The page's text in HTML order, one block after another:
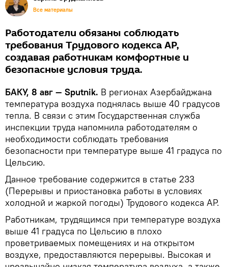
Все материалы
Работодатели обязаны соблюдать
требования Трудового кодекса АР,
создавая работникам комфортные и
безопасные условия труда.
БАКУ, 8 авг — Sputnik. В регионах Азербайджана
температура воздуха поднялась выше 40 градусов
тепла. В связи с этим Государственная служба
инспекции труда напомнила работодателям о
необходимости соблюдать требования
безопасности при температуре выше 41 градуса по
Цельсию.
Данное требование содержится в статье 233
(Перерывы и приостановка работы в условиях
холодной и жаркой погоды) Трудового кодекса АР.
Работникам, трудящимся при температуре воздуха
выше 41 градуса по Цельсию в плохо
проветриваемых помещениях и на открытом
воздухе, предоставляются перерывы. Высокая и